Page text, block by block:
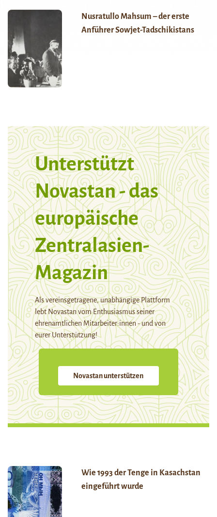
Nusratullo Mahsum – der erste
Anführer Sowjet-Tadschikistans
Unterstützt
Novastan - das
europäische
Zentralasien-
Magazin
Als vereinsgetragene, unabhängige Plattform
lebt Novastan vom Enthusiasmus seiner
ehrenamtlichen Mitarbeiter:innen - und von
eurer Unterstützung!
Novastan unterstützen
Wie 1993 der Tenge in Kasachstan
eingeführt wurde